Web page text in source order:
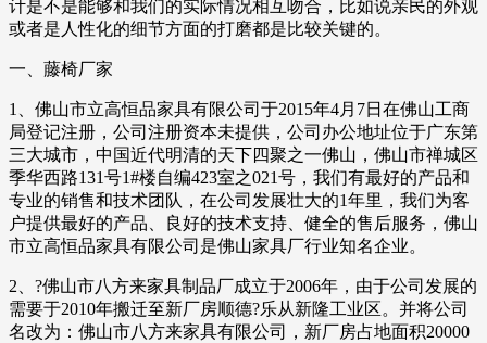
计是不是能够和我们的实际情况相互吻合，比如说亲民的外观
或者是人性化的细节方面的打磨都是比较关键的。
一、藤椅厂家
1、佛山市立高恒品家具有限公司于2015年4月7日在佛山工商
局登记注册，公司注册资本未提供，公司办公地址位于广东第
三大城市，中国近代明清的天下四聚之一佛山，佛山市禅城区
季华西路131号1#楼自编423室之021号，我们有最好的产品和
专业的销售和技术团队，在公司发展壮大的1年里，我们为客
户提供最好的产品、良好的技术支持、健全的售后服务，佛山
市立高恒品家具有限公司是佛山家具厂行业知名企业。
2、?佛山市八方来家具制品厂成立于2006年，由于公司发展的
需要于2010年搬迁至新厂房顺德?乐从新隆工业区。并将公司
名改为：佛山市八方来家具有限公司，新厂房占地面积20000